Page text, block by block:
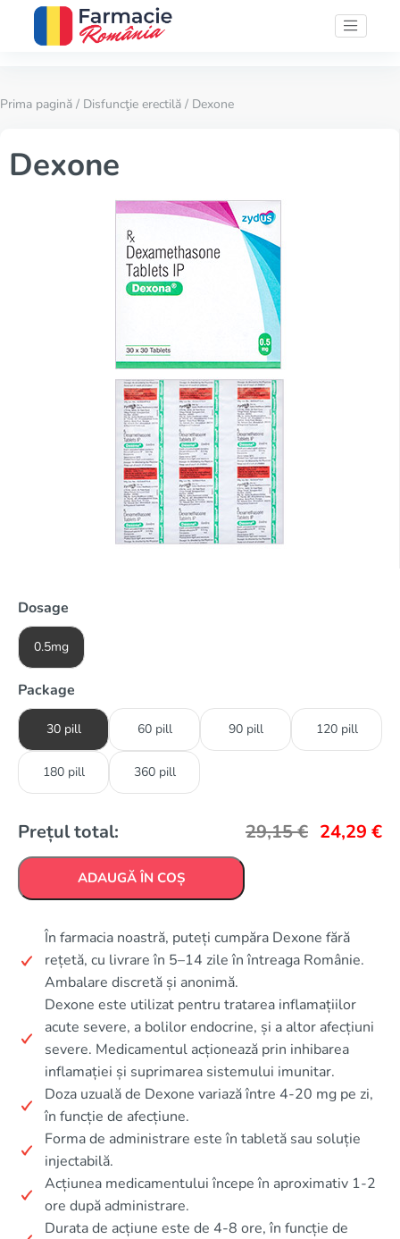
Prima pagină / Disfuncţie erectilă / Dexone
Dexone
Dosage
0.5mg
Package
30 pill 60 pill 90 pill 120 pill
180 pill 360 pill
Prețul total: 29,15€ 24,29 €
ADAUGĂ ÎN COȘ
În farmacia noastră, puteți cumpăra Dexone fără
rețetă, cu livrare în 5–14 zile în întreaga Românie.
Ambalare discretă și anonimă.
Dexone este utilizat pentru tratarea inflamațiilor
acute severe, a bolilor endocrine, și a altor afecțiuni
severe. Medicamentul acționează prin inhibarea
inflamației și suprimarea sistemului imunitar.
Doza uzuală de Dexone variază între 4-20 mg pe zi,
în funcție de afecțiune.
Forma de administrare este în tabletă sau soluție
injectabilă.
Acțiunea medicamentului începe în aproximativ 1-2
ore după administrare.
Durata de acțiune este de 4-8 ore, în funcție de